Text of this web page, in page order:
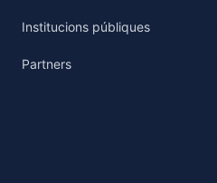
Institucions públiques
Partners